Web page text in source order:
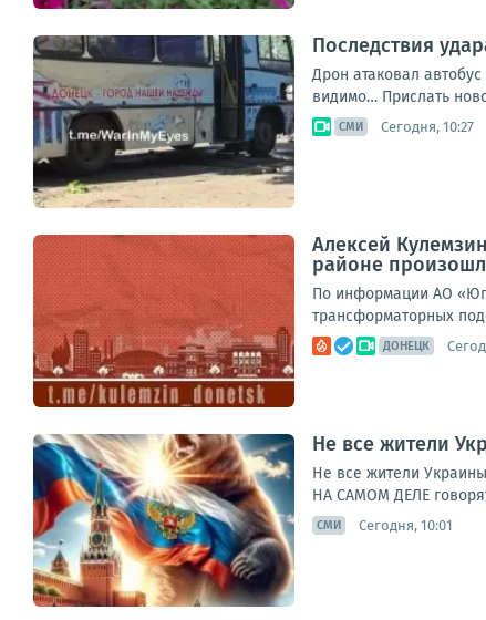
Последствия
Дрон атаковал
видимо… Прислать
СМИ Сегодня, 10:27
Алексей
районе
По информации АО
трансформаторных
ДОНЕЦК
Не все жители
Не все жители
НА САМОМ ДЕЛЕ
СМИ Сегодня, 10:01